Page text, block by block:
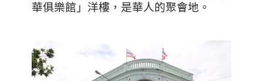
華俱樂館」洋樓，是華人的聚會地。